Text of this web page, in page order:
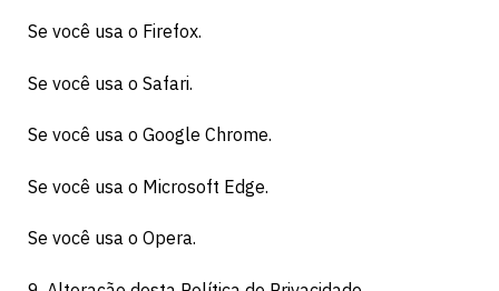
Se você usa o Firefox.
Se você usa o Safari.
Se você usa o Google Chrome.
Se você usa o Microsoft Edge.
Se você usa o Opera.